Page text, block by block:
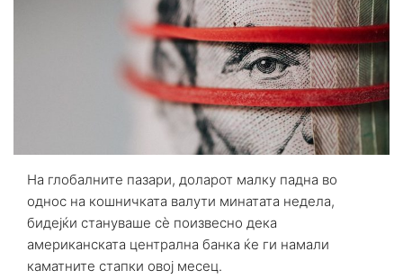
На глобалните пазари, доларот малку падна во
однос на кошничката валути минатата недела,
бидејќи стануваше сè поизвесно дека
американската централна банка ќе ги намали
каматните стапки овој месец.